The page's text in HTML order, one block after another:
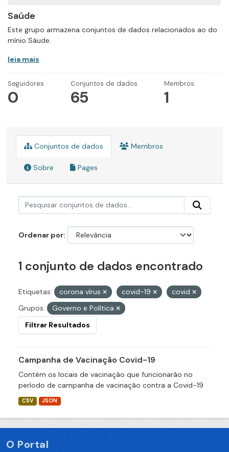
Saúde
Este grupo armazena conjuntos de dados relacionados ao do
mínio Sáude.
leia mais
Seguidores
0
Conjuntos de dados
65
Membros
1
Conjuntos de dados Membros
Sobre Pages
Ordenar por
1 conjunto de dados encontrado
Etiquetas: corona vírus covid-19
covid
Grupos:
Governo e Política
Filtrar Resultados
Campanha de Vacinação Covid-19
Contém os locais de vacinação que funcionarão no
período de campanha de vacinação contra a Covid-19
CSV JSON
O Portal